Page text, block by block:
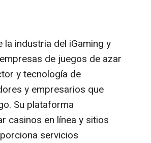
industria del iGaming y
de juegos de azar
y tecnología de
y empresarios que
Su plataforma
casinos en línea y sitios
servicios